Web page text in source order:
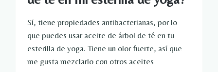
Sí, tiene propiedades antibacterianas, por lo
que puedes usar aceite de árbol de té en tu
esterilla de yoga. Tiene un olor fuerte, así que
me gusta mezclarlo con otros aceites